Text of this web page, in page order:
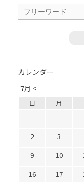
カレンダー
7月 <
日 月
2
3
9
10
16
17